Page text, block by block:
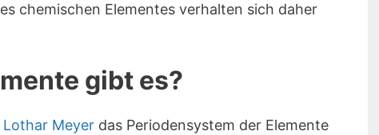
chemischen Elementes verhalten sich daher
gibt es?
Lothar Meyer das Periodensystem der Elemente